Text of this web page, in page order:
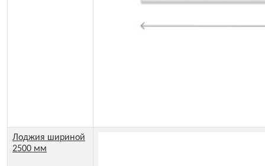
Лоджия шириной
2500 мм